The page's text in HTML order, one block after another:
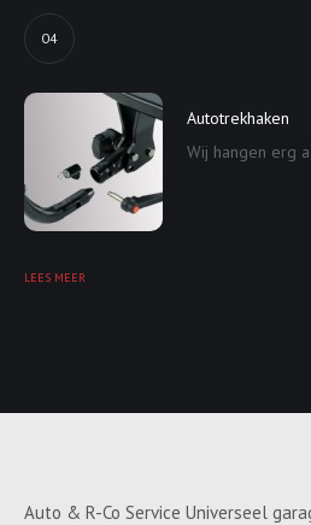
04
Autotrekhaken
Wij hangen erg
LEES MEER
Auto & R-Co Service Universeel